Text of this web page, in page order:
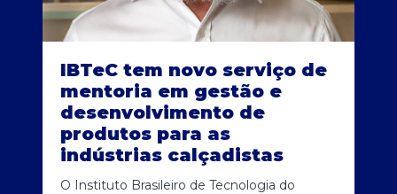
IBTeC tem novo serviço de
mentoria em gestão e
desenvolvimento de
produtos para as
indústrias calçadistas
O Instituto Brasileiro de Tecnologia do